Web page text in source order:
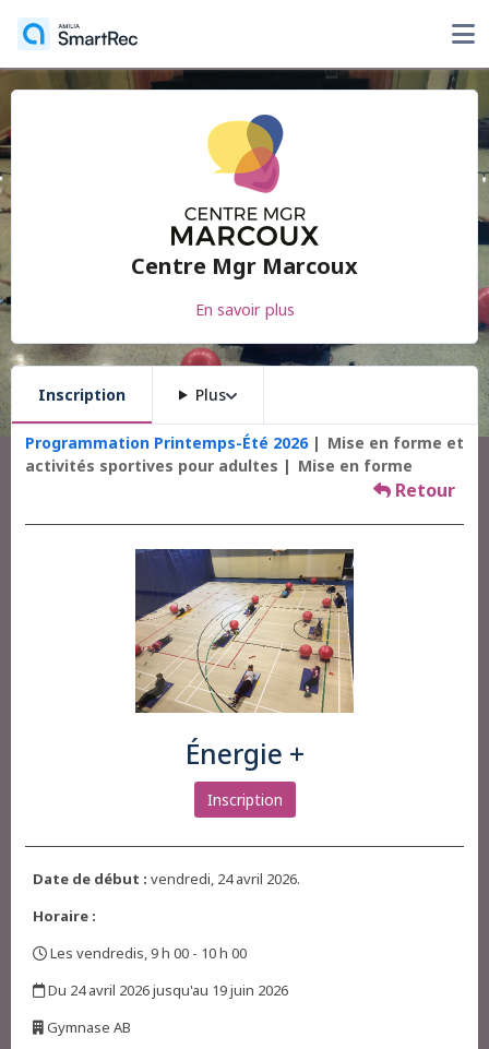
Centre Mgr Marcoux
En savoir plus
Inscription Plus
Programmation Printemps-Été 2026
Mise en forme et
activités sportives pour adultes
Mise en forme
Retour
Énergie +
Inscription
Date de début : vendredi, 24 avril 2026.
Horaire :
Les vendredis, 9 h 00 - 10 h 00
Du 24 avril 2026 jusqu'au 19 juin 2026
Gymnase AB